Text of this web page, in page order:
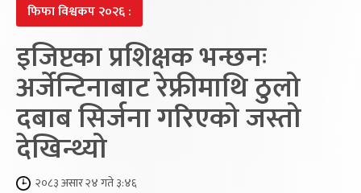
फिफा विश्वकप २०२६ :
इजिप्टका प्रशिक्षक भन्छनः
अर्जेन्टिनाबाट रेफ्रीमाथि ठुलो
दबाब सिर्जना गरिएको जस्तो
देखिन्थ्यो
२०८३ असार २४ गते ३:४६